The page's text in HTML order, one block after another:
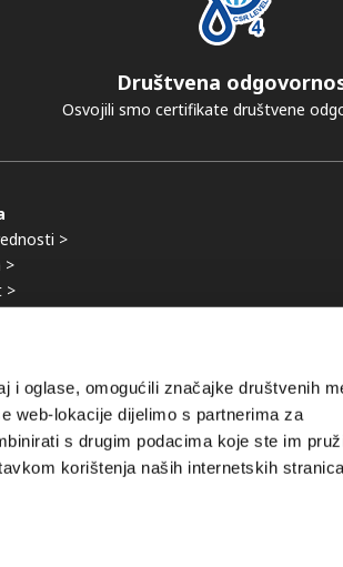
i oglase, omogućili značajke društvenih
web-lokacije dijelimo s partnerima za
s drugim podacima koje ste im
korištenja naših internetskih
Društvena
Osvojili smo certifikate društvene
>
>
>
Cookies | Privacy|Bierens Debt Recovery
20 3121 106.